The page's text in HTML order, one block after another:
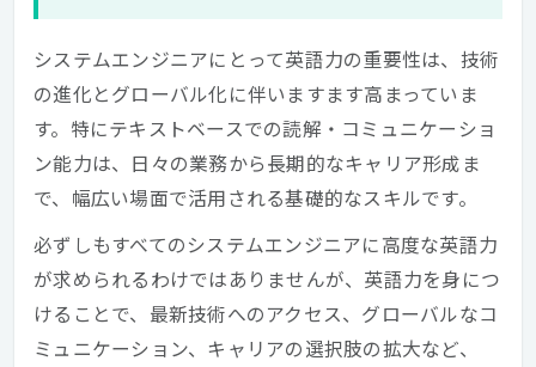
システムエンジニアにとって英語力の重要性は、技術
の進化とグローバル化に伴いますます高まっていま
す。特にテキストベースでの読解・コミュニケーショ
ン能力は、日々の業務から長期的なキャリア形成ま
で、幅広い場面で活用される基礎的なスキルです。
必ずしもすべてのシステムエンジニアに高度な英語力
が求められるわけではありませんが、英語力を身につ
けることで、最新技術へのアクセス、グローバルなコ
ミュニケーション、キャリアの選択肢の拡大など、